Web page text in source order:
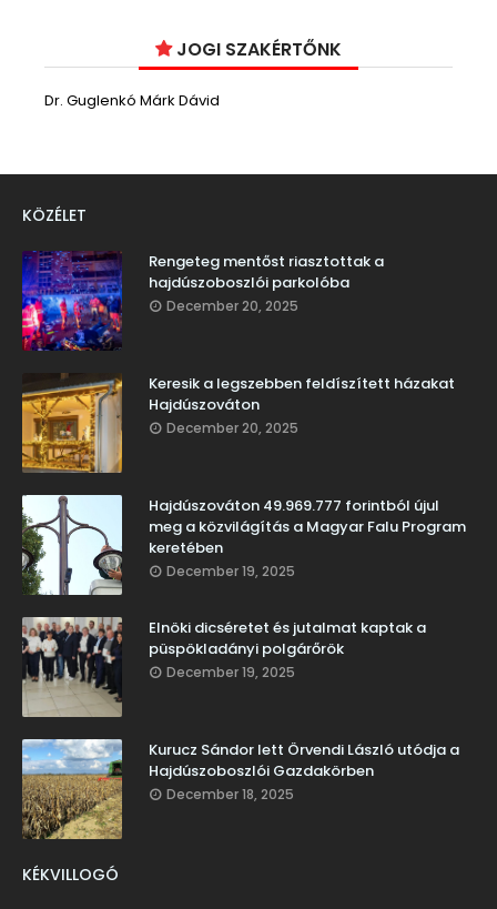
JOGI SZAKÉRTŐNK
Dr. Guglenkó Márk Dávid
KÖZÉLET
Rengeteg mentőst riasztottak a
hajdúszoboszlói parkolóba
December 20, 2025
Keresik a legszebben feldíszített házakat
Hajdúszováton
December 20, 2025
Hajdúszováton 49.969.777 forintból újul
meg a közvilágítás a Magyar Falu Program
keretében
December 19, 2025
Elnöki dicséretet és jutalmat kaptak a
püspökladányi polgárőrök
December 19, 2025
Kurucz Sándor lett Örvendi László utódja a
Hajdúszoboszlói Gazdakörben
December 18, 2025
KÉKVILLOGÓ